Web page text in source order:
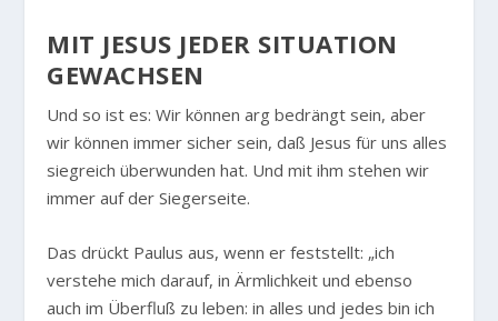
MIT JESUS JEDER SITUATION
GEWACHSEN
Und so ist es: Wir können arg bedrängt sein, aber
wir können immer sicher sein, daß Jesus für uns alles
siegreich überwunden hat. Und mit ihm stehen wir
immer auf der Siegerseite.
Das drückt Paulus aus, wenn er feststellt: „ich
verstehe mich darauf, in Ärmlichkeit und ebenso
auch im Überfluß zu leben: in alles und jedes bin ich